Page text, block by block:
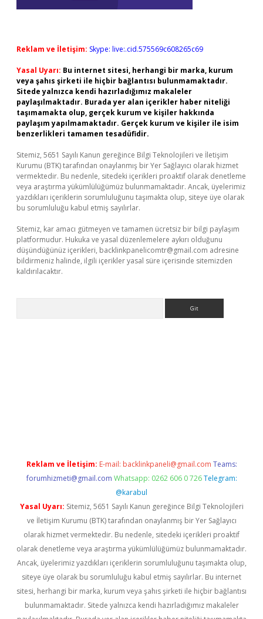
Reklam ve İletişim: Skype: live:.cid.575569c608265c69
Yasal Uyarı: Bu internet sitesi, herhangi bir marka, kurum
veya şahıs şirketi ile hiçbir bağlantısı bulunmamaktadır.
Sitede yalnızca kendi hazırladığımız makaleler
paylaşılmaktadır. Burada yer alan içerikler haber niteliği
taşımamakta olup, gerçek kurum ve kişiler hakkında
paylaşım yapılmamaktadır. Gerçek kurum ve kişiler ile isim
benzerlikleri tamamen tesadüfidir.
Sitemiz, 5651 Sayılı Kanun gereğince Bilgi Teknolojileri ve İletişim
Kurumu (BTK) tarafından onaylanmış bir Yer Sağlayıcı olarak hizmet
vermektedir. Bu nedenle, sitedeki içerikleri proaktif olarak denetleme
veya araştırma yükümlülüğümüz bulunmamaktadır. Ancak, üyelerimiz
yazdıkları içeriklerin sorumluluğunu taşımakta olup, siteye üye olarak
bu sorumluluğu kabul etmiş sayılırlar.
Sitemiz, kar amacı gütmeyen ve tamamen ücretsiz bir bilgi paylaşım
platformudur. Hukuka ve yasal düzenlemelere aykırı olduğunu
düşündüğünüz içerikleri, backlinkpanelicomtr@gmail.com adresine
bildirmeniz halinde, ilgili içerikler yasal süre içerisinde sitemizden
kaldırılacaktır.
Reklam ve İletişim: E-mail: backlinkpaneli@gmail.com Teams:
forumhizmeti@gmail.com Whatsapp: 0262 606 0 726 Telegram:
@karabul
Yasal Uyarı: Sitemiz, 5651 Sayılı Kanun gereğince Bilgi Teknolojileri
ve İletişim Kurumu (BTK) tarafından onaylanmış bir Yer Sağlayıcı
olarak hizmet vermektedir. Bu nedenle, sitedeki içerikleri proaktif
olarak denetleme veya araştırma yükümlülüğümüz bulunmamaktadır.
Ancak, üyelerimiz yazdıkları içeriklerin sorumluluğunu taşımakta olup,
siteye üye olarak bu sorumluluğu kabul etmiş sayılırlar. Bu internet
sitesi, herhangi bir marka, kurum veya şahıs şirketi ile hiçbir bağlantısı
bulunmamaktadır. Sitede yalnızca kendi hazırladığımız makaleler